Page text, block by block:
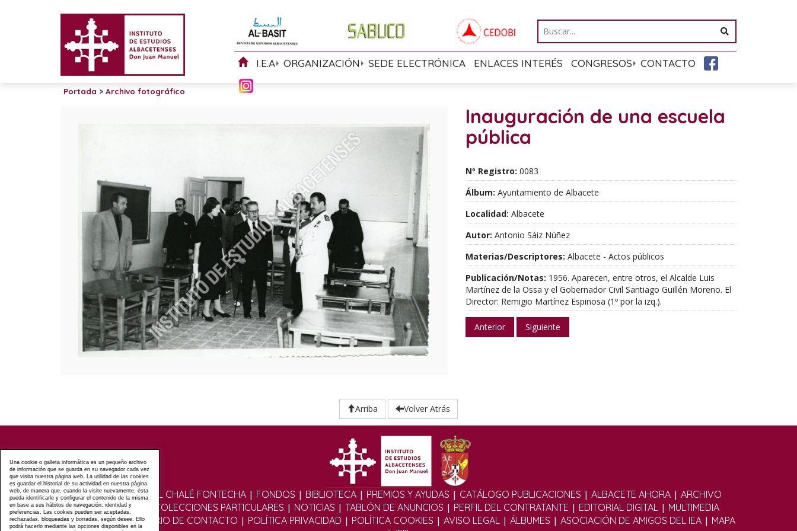
I.E.A ORGANIZACIÓN SEDE ELECTRÓNICA ENLACES INTERÉS CONGRESOS CONTACTO
Portada > Archivo fotográfico
Inauguración de una escuela
pública
Nº Registro: 0083
Álbum: Ayuntamiento de Albacete
Localidad: Albacete
Autor: Antonio Sáiz Núñez
Materias/Descriptores: Albacete - Actos públicos
Publicación/Notas: 1956. Aparecen, entre otros, el Alcalde Luis
Martínez de la Ossa y el Gobernador Civil Santiago Guillén Moreno. El
Director: Remigio Martínez Espinosa (1º por la izq.).
Anterior Siguiente
Arriba Volver Atrás
VISITAS GUIADAS AL CHALÉ FONTECHA| FONDOS | BIBLIOTECA| PREMIOS Y AYUDAS | CATÁLOGO PUBLICACIONES | ALBACETE AHORA| ARCHIVO
FOTOGRÁFICO
COLECCIONES PARTICULARES | NOTICIAS | TABLÓN DE ANUNCIOS | PERFIL DEL CONTRATANTE | EDITORIAL DIGITAL | MULTIMEDIA
|FOROS|FORMULARIO DE CONTACTO | POLÍTICA PRIVACIDAD | POLÍTICA COOKIES | AVISO LEGAL | ÁLBUMES | ASOCIACIÓN DE AMIGOS DEL IEA| MAPA
Una cookie o galleta informática es un pequeño archivo
de información que se guarda en su navegador cada vez
que visita nuestra página web. La utilidad de las cookies
es guardar el historial de su actividad en nuestra página
web, de manera que, cuando la visite nuevamente, ésta
pueda identificarle y configurar el contenido de la misma
en base a sus hábitos de navegación, identidad y
preferencias. Las cookies pueden ser aceptadas,
rechazadas, bloqueadas y borradas, según desee. Ello
podrá hacerlo mediante las opciones disponibles en la